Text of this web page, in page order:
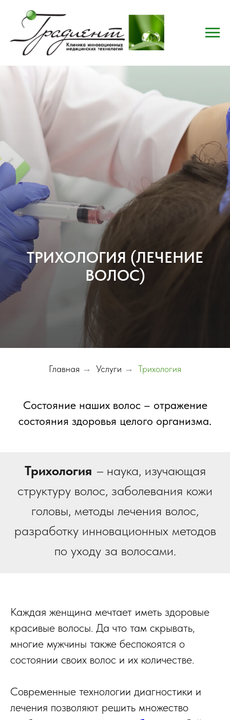
ТРИХОЛОГИЯ (ЛЕЧЕНИЕ
ВОЛОС)
Главная → Услуги → Трихология
Состояние наших волос – отражение
состояния здоровья целого организма.
Трихология – наука, изучающая
структуру волос, заболевания кожи
головы, методы лечения волос,
разработку инновационных методов
по уходу за волосами.
Каждая женщина мечтает иметь здоровые
красивые волосы. Да что там скрывать,
многие мужчины также беспокоятся о
состоянии своих волос и их количестве.
Современные технологии диагностики и
лечения позволяют решить множество